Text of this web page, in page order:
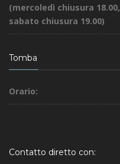
(mercoledì chiusura 18.00,
sabato chiusura 19.00)
Tomba
Orario:
Contatto diretto con: